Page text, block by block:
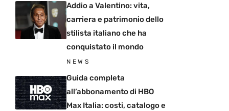
Addio a Valentino: vita,
carriera e patrimonio dello
stilista italiano che ha
conquistato il mondo
NEWS
Guida completa
all’abbonamento di HBO
Max Italia: costi, catalogo e